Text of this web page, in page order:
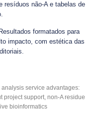
resíduos não-A e tabelas de
Resultados formatados para
impacto, com estética das